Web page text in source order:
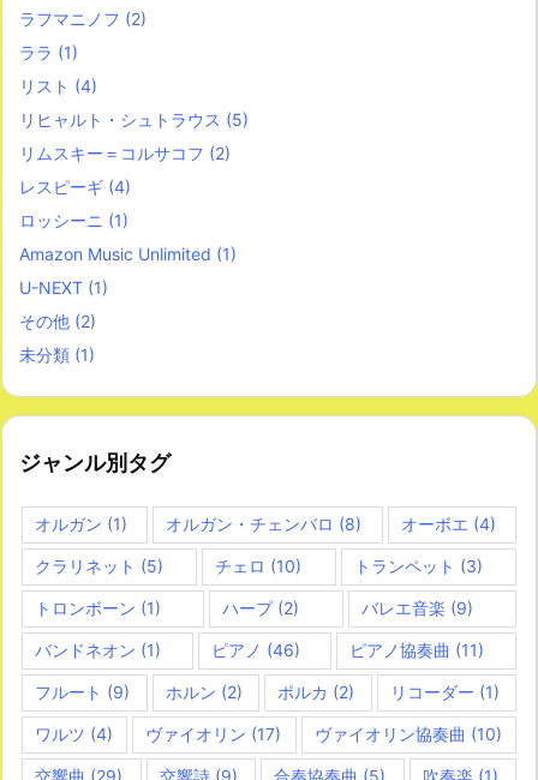
ラフマニノフ (2)
ララ (1)
リスト (4)
リヒャルト・シュトラウス (5)
リムスキー＝コルサコフ (2)
レスピーギ (4)
ロッシーニ (1)
Amazon Music Unlimited (1)
U-NEXT (1)
その他 (2)
未分類 (1)
ジャンル別タグ
オルガン (1) オルガン・チェンバロ (8) オーボエ (4)
クラリネット (5) チェロ (10) トランペット (3)
トロンボーン (1) ハープ(2) バレエ音楽 (9)
バンドネオン (1) ピアノ (46) ピアノ協奏曲 (11)
フルート (9) ホルン (2) ポルカ (2) リコーダー (1)
ワルツ (4) ヴァイオリン (17) ヴァイオリン協奏曲 (10)